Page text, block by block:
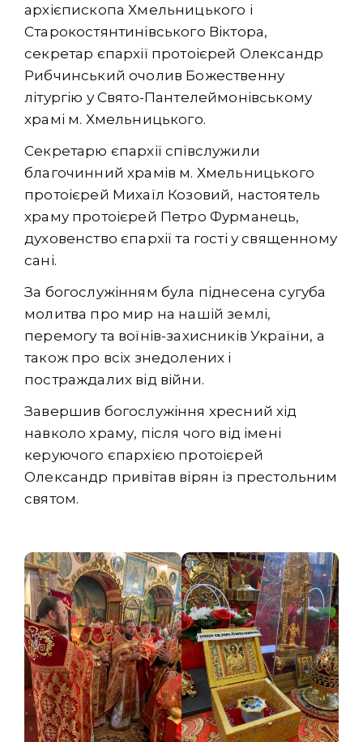
архієпископа Хмельницького і
Старокостянтинівського Віктора,
секретар єпархії протоієрей Олександр
Рибчинський очолив Божественну
літургію у Свято-Пантелеймонівському
храмі м. Хмельницького.
Секретарю єпархії співслужили
благочинний храмів м. Хмельницького
протоієрей Михаїл Козовий, настоятель
храму протоієрей Петро Фурманець,
духовенство єпархії та гості у священному
сані.
За богослужінням була піднесена сугуба
молитва про мир на нашій землі,
перемогу та воїнів-захисників України, а
також про всіх знедолених і
постраждалих від війни.
Завершив богослужіння хресний хід
навколо храму, після чого від імені
керуючого єпархією протоієрей
Олександр привітав вірян із престольним
святом.